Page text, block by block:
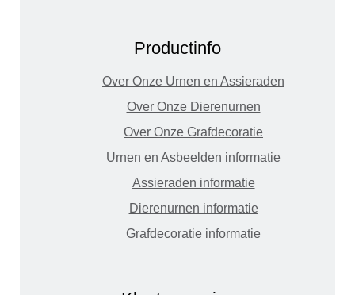
Productinfo
Over Onze Urnen en Assieraden
Over Onze Dierenurnen
Over Onze Grafdecoratie
Urnen en Asbeelden informatie
Assieraden informatie
Dierenurnen informatie
Grafdecoratie informatie